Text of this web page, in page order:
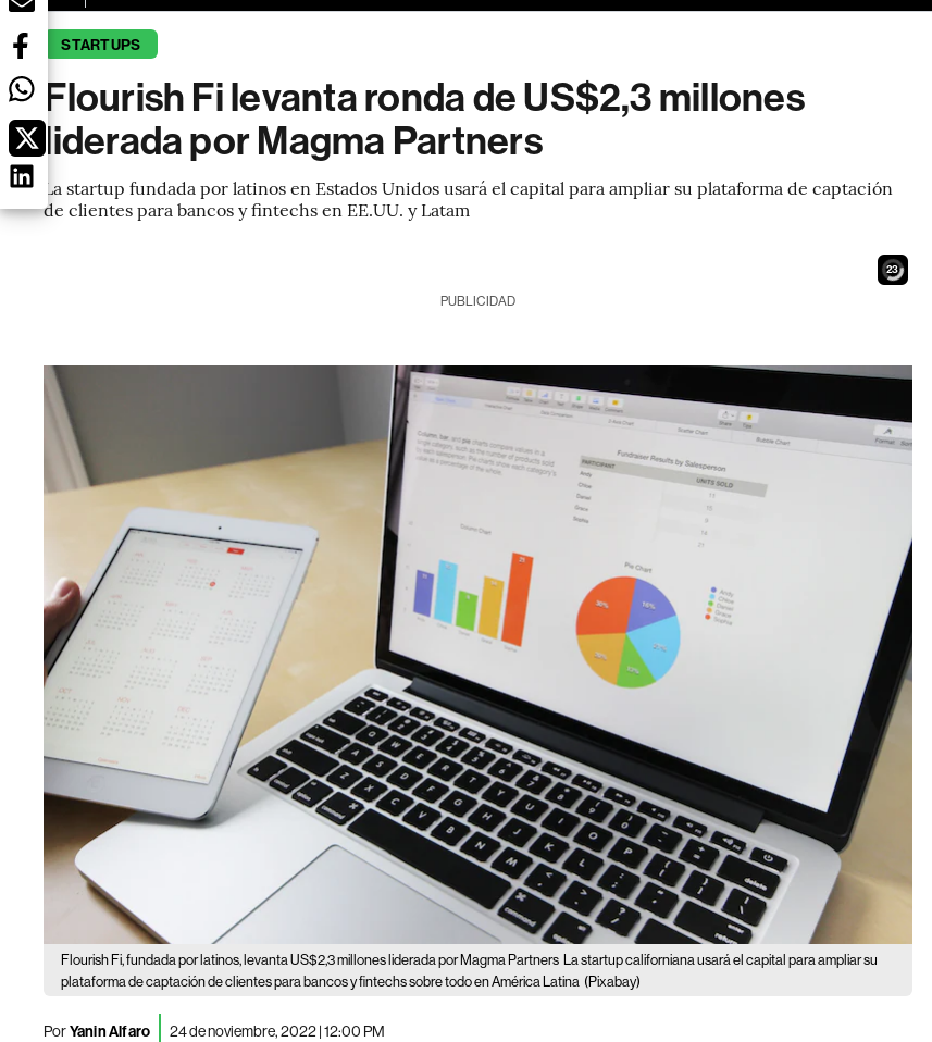
STARTUPS
Flourish Fi levanta ronda de US$2,3 millones
liderada por Magma Partners
La startup fundada por latinos en Estados Unidos usará el capital para ampliar su plataforma de captación
de clientes para bancos y fintechs en EE.UU. y Latam
22
PUBLICIDAD
Flourish Fi, fundada por latinos, levanta US$2,3 millones liderada por Magma Partners La startup californiana usará el capital para ampliar su
plataforma de captación de clientes para bancos y fintechs sobre todo en América Latina (Pixabay)
PorYanin Alfaro 24 de noviembre, 2022 | 12:00 PM